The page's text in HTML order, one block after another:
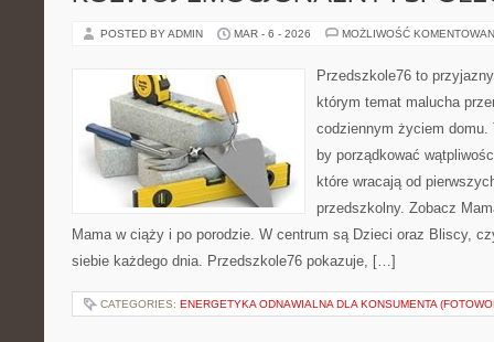
POSTED BY ADMIN MAR - 6 - 2026 MOŻLIWOŚĆ
Przedszkole76 to
którym temat malucha
codziennym życiem
by porządkować
które wracają od
przedszkolny. Zobacz
Mama w ciąży i po porodzie. W centrum są Dzieci oraz Bliscy,
siebie każdego dnia. Przedszkole76 pokazuje, […]
CATEGORIES: ENERGETYKA ODNAWIALNA DLA KONSUMENTA